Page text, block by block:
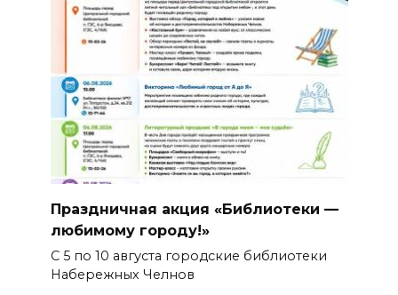
Праздничная акция «Библиотеки —
любимому городу!»
С 5 по 10 августа городские библиотеки
Набережных Челнов